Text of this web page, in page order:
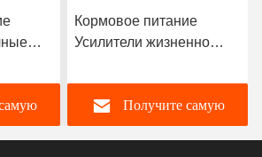
Кормовое питание
Усилители жизненно
порошке Кормовые
продукты для животных
Получите самую